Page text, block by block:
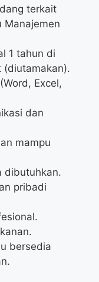
terkait
Manajemen
1 tahun di
(diutamakan).
Excel,
dan
mampu
dibutuhkan.
pribadi
bersedia